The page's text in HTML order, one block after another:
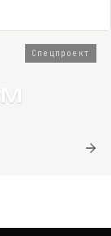
Спецпроект